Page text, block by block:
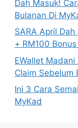
Dah Masuk!
Bulanan Di
SARA April
+ RM100
EWallet
Claim Sebelum
Ini 3 Cara
MyKad